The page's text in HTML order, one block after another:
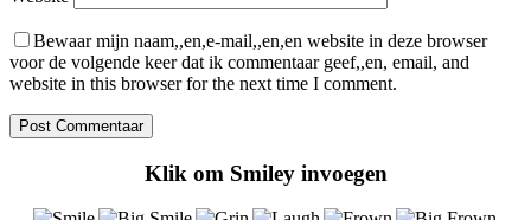
Bewaar mijn naam,,en,e-mail,,en,en website in deze browser
voor de volgende keer dat ik commentaar geef,,en, email, and
website in this browser for the next time I comment.
Klik om Smiley invoegen